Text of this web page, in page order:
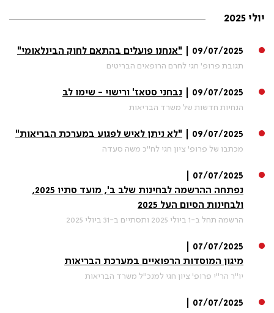
יולי 2025
09/07/2025 | "אנחנו פועלים בהתאם לחוק הבינלאומי"
תגובת פרופ' חגי לחרם הרופאים הבריטים
09/07/2025 | נבחני סטאז' ורישוי - שימו לב
הנחיות חדשות של משרד הבריאות
09/07/2025 | "לא ניתן לאיש לפגוע במערכת הבריאות"
מכתבו של פרופ' ציון חגי לח"כ משה סעדה
07/07/2025 |
נפתחה ההרשמה לבחינות שלב ב', מועד סתיו 2025,
ולבחינות הסיום העל 2025
הרשמה תחל ב-1 ביולי 2025 ותסתיים ב-31 ביולי 2025
07/07/2025 |
מיגון המוסדות הרפואיים במערכת הבריאות
יו"ר הר"י פרופ' ציון חגי למנכ"ל משרד הבריאות
07/07/2025 |